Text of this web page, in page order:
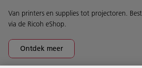
Van printers en supplies tot projectoren.
via de Ricoh eShop.
Ontdek meer